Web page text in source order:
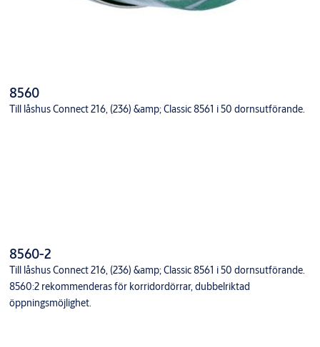
8560
Till låshus Connect 216, (236) &amp; Classic 8561 i 50 dornsutförande.
8560-2
Till låshus Connect 216, (236) &amp; Classic 8561 i 50 dornsutförande.
8560:2 rekommenderas för korridordörrar, dubbelriktad
öppningsmöjlighet.